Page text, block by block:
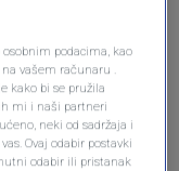
podacima, kao
vašem računaru .
kako bi se pružila
mi i naši partneri
neki od sadržaja i
Ovaj odabir postavki
odabir ili pristanak